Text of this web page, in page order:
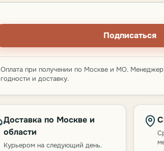
Подписаться
Оплата при получении по Москве и МО. Менеджер
годности и доставку.
Доставка по Москве и
области
Курьером на следующий день.